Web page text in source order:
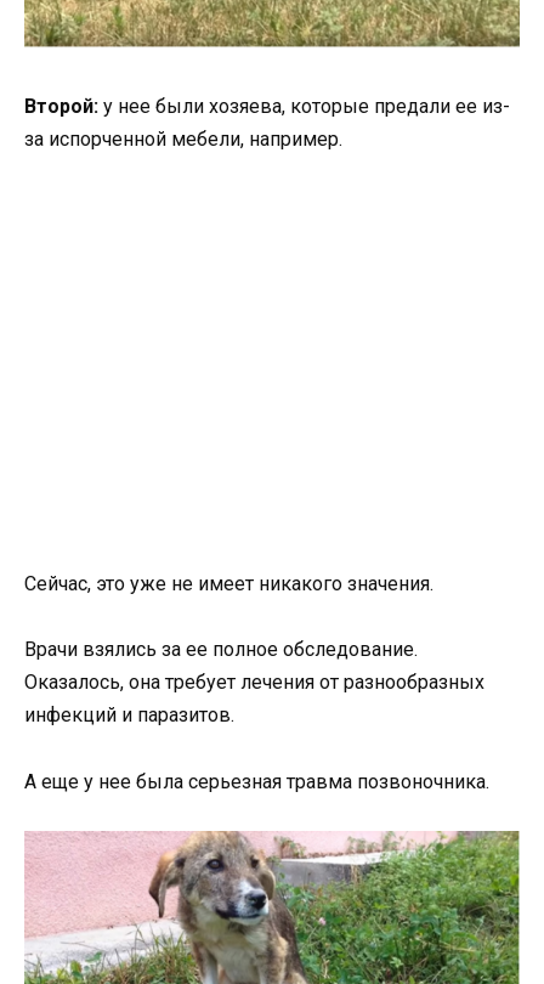
Второй: у нее были хозяева, которые предали ее из-
за испорченной мебели, например.
Сейчас, это уже не имеет никакого значения.
Врачи взялись за ее полное обследование.
Оказалось, она требует лечения от разнообразных
инфекций и паразитов.
А еще у нее была серьезная травма позвоночника.